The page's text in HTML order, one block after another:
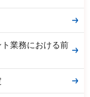
業務における前